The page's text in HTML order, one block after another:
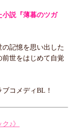
小説『薄暮のツガ
記憶を思い出した
世をはじめて自覚
コメディBL！
♪》